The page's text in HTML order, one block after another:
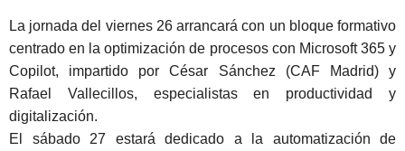
La jornada del viernes 26arrancará con un bloque formativo
centrado en laoptimización de procesos con Microsoft 365 y
Copilot, impartido porCésar Sánchez (CAF Madrid) y
Rafael Vallecillos, especialistas en productividad y
digitalización.
El sábado 27 estará dedicado a la automatización de